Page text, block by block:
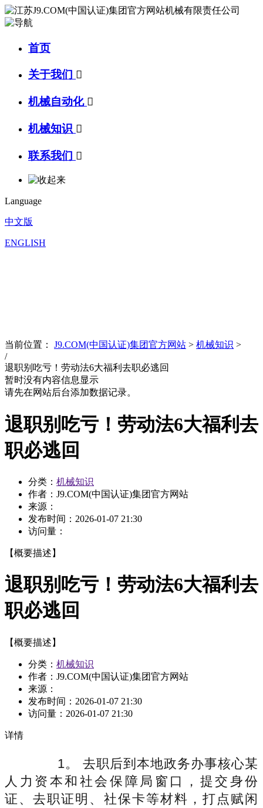
首页
关于我们 
机械自动化 
机械知识 
联系我们 
Language
中文版
ENGLISH
当前位置： J9.COM(中国认证)集团官方网站 > 机械知识 >
/
退职别吃亏！劳动法6大福利去职必逃回
暂时没有内容信息显示
请先在网站后台添加数据记录。
退职别吃亏！劳动法6大福利去
职必逃回
分类： 机械知识
作者：J9.COM(中国认证)集团官方网站
来源：
发布时间： 2026-01-07 21:30
访问量：
【概要描述】
退职别吃亏！劳动法6大福利去
职必逃回
【概要描述】
分类： 机械知识
作者：J9.COM(中国认证)集团官方网站
来源：
发布时间： 2026-01-07 21:30
访问量： 2026-01-07 21:30
详情
1。 去职后到本地政务办事核心某
人力资本和社会保障局窗口，提交身份
证、去职证明、社保卡等材料，打点赋闲